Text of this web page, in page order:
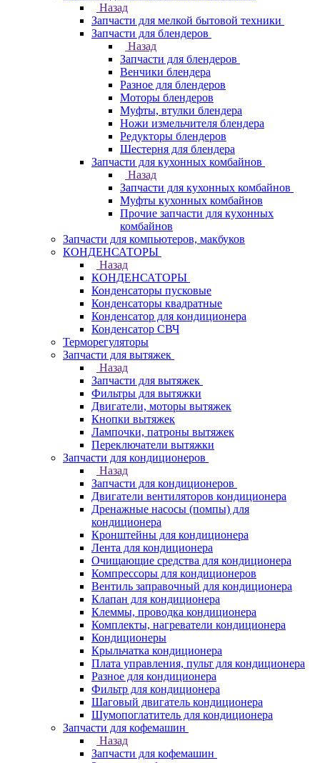
Назад
Запчасти для мелкой бытовой техники
Запчасти для блендеров
Назад
Запчасти для блендеров
Венчики блендера
Разное для блендеров
Моторы блендеров
Муфты, втулки блендера
Ножи измельчителя блендера
Редукторы блендеров
Шестерня для блендера
Запчасти для кухонных комбайнов
Назад
Запчасти для кухонных комбайнов
Муфты кухонных комбайнов
Прочие запчасти для кухонных
комбайнов
Запчасти для компьютеров, макбуков
КОНДЕНСАТОРЫ
Назад
КОНДЕНСАТОРЫ
Конденсаторы пусковые
Конденсаторы квадратные
Конденсатор для кондиционера
Конденсатор СВЧ
Терморегуляторы
Запчасти для вытяжек
Назад
Запчасти для вытяжек
Фильтры для вытяжки
Двигатели, моторы вытяжек
Кнопки вытяжек
Лампочки, патроны вытяжек
Переключатели вытяжки
Запчасти для кондиционеров
Назад
Запчасти для кондиционеров
Двигатели вентиляторов кондиционера
Дренажные насосы (помпы) для
кондиционера
Кронштейны для кондиционера
Лента для кондиционера
Очищающие средства для кондиционера
Компрессоры для кондиционеров
Вентиль заправочный для кондиционера
Клапан для кондиционера
Клеммы, проводка кондиционера
Комплекты, нагреватели кондиционера
Кондиционеры
Крыльчатка кондиционера
Плата управления, пульт для кондиционера
Разное для кондиционера
Фильтр для кондиционера
Шаговый двигатель кондиционера
Шумопоглатитель для кондиционера
Запчасти для кофемашин
Назад
Запчасти для кофемашин